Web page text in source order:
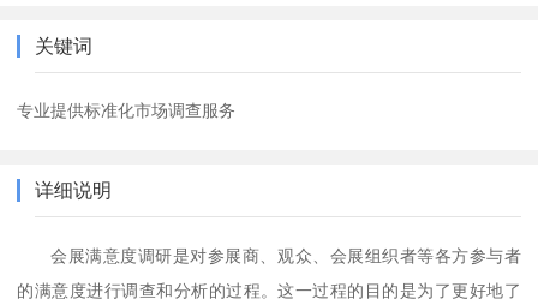
关键词
专业提供标准化市场调查服务
详细说明
会展满意度调研是对参展商、观众、会展组织者等各方参与者
的满意度进行调查和分析的过程。这一过程的目的是为了更好地了